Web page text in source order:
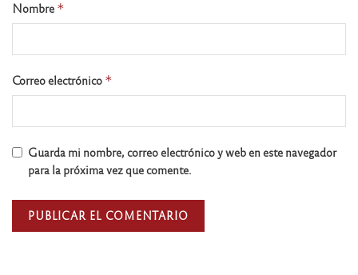
Nombre *
Correo electrónico *
Guarda mi nombre, correo electrónico y web en este navegador
para la próxima vez que comente.